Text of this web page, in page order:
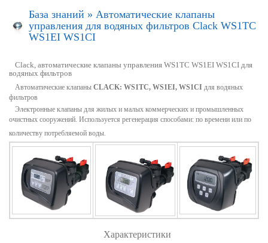
База знаний » Автоматические клапаны
управления для водяных фильтров Clack WS1TC
WS1EI WS1CI
Clack, автоматические клапаны управления WS1TC WS1EI WS1CI для
водяных фильтров
Автоматические клапаны CLACK: WS1TC, WS1EI, WS1CI для водяных
фильтров
Электронные клапаны для жилых и малых коммерческих и промышленных
очистных сооружений. Используется регенерация способами: по времени или по
количеству потребляемой воды.
Характеристики